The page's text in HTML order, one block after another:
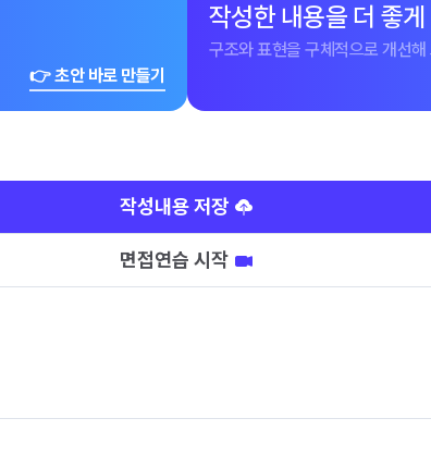
👉 초안 바로 만들기
작성한 내용을 더 좋
구조와 표현을 구체적으로 개선해
작성내용 저장
면접연습 시작